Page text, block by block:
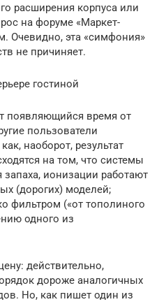
расширения корпуса или
на форуме «Маркет-
Очевидно, эта «симфония»
не причиняет.
гостиной
появляющийся время от
пользователи
наоборот, результат
на том, что системы
запаха, ионизации работают
(дорогих) моделей;
фильтром («от тополиного
одного из
действительно,
дороже аналогичных
Но, как пишет один из